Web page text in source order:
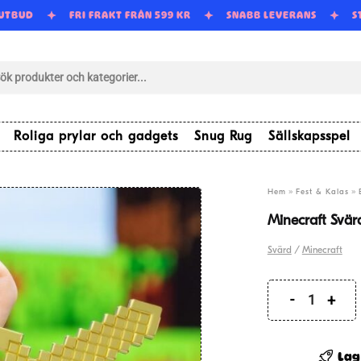
FRI FRAKT FRÅN 599 KR SNABB LEVERANS
Roliga prylar och gadgets Snug Rug Sällskapsspel
Hem » Fest & Kalas »
Minecraft
Svärd / Minecraft